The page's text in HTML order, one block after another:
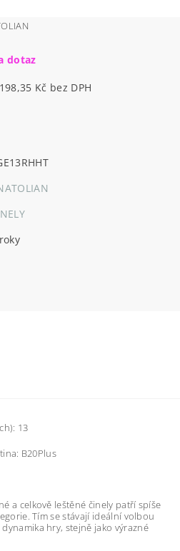
dotaz
5 198,35 Kč bez DPH
13
B20Plus
a celkově leštěné činely patří spíše
Tím se stávají ideální volbou
hry, stejně jako výrazné